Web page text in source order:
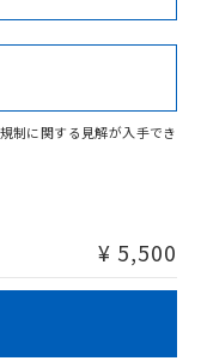
Cr(VI)
ります。
/適合状況ページへ
らご検索ください
制に関する見解が入手でき
¥ 5,500